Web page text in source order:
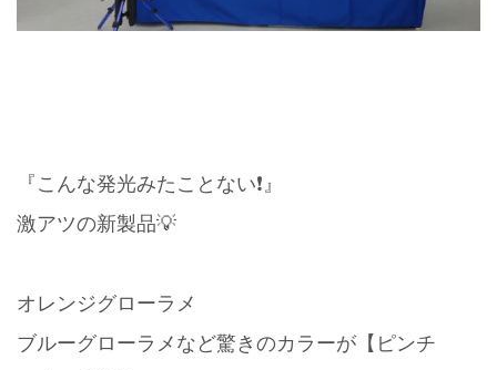
『こんな発光みたことない❗️』
激アツの新製品💡
オレンジグローラメ
ブルーグローラメなど驚きのカラーが【ピンチ